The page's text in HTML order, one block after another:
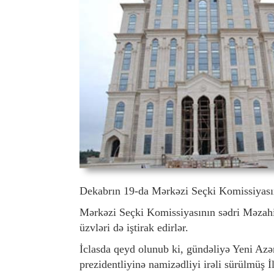
Dekabrın 19-da Mərkəzi Seçki
Mərkəzi Seçki Komissiyasının sədri
üzvləri də iştirak edirlər.
İclasda qeyd olunub ki, gündəliyə Yeni
prezidentliyinə namizədliyi irəli sürülmüş